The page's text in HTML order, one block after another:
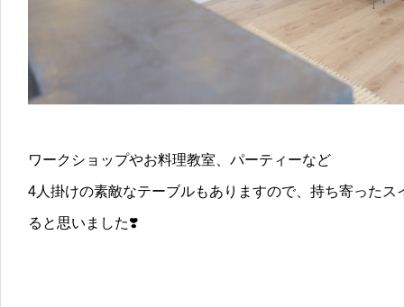
ワークショップやお料理教室、パーティーなど
4人掛けの素敵なテーブルもありますので、持ち寄った
ると思いました❣️